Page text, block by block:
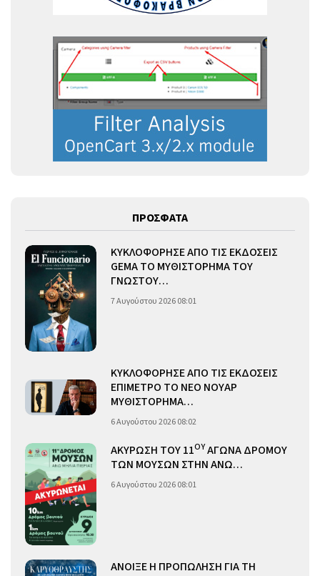
ΠΡΟΣΦΑΤΑ
ΚΥΚΛΟΦΟΡΗΣΕ ΑΠΟ ΤΙΣ ΕΚΔΟΣΕΙΣ
GEMA ΤΟ ΜΥΘΙΣΤΟΡΗΜΑ ΤΟΥ
ΓΝΩΣΤΟΥ…
7 Αυγούστου 2026 08:01
ΚΥΚΛΟΦΟΡΗΣΕ ΑΠΟ ΤΙΣ ΕΚΔΟΣΕΙΣ
ΕΠΙΜΕΤΡΟ ΤΟ ΝΕΟ ΝΟΥΑΡ
ΜΥΘΙΣΤΟΡΗΜΑ…
6 Αυγούστου 2026 08:02
ΑΚΥΡΩΣΗ ΤΟΥ 11ΟΥΑΓΩΝΑ ΔΡΟΜΟΥ
ΤΩΝ ΜΟΥΣΩΝ ΣΤΗΝ ΑΝΩ…
6 Αυγούστου 2026 08:01
ΑΝΟΙΞΕ Η ΠΡΟΠΩΛΗΣΗ ΓΙΑ ΤΗ